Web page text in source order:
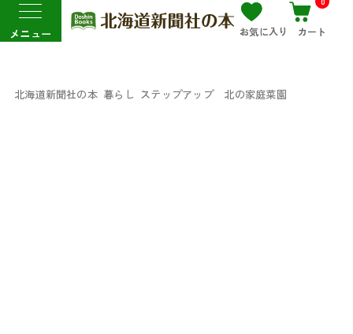
メニュー お気に入り カート
北海道新聞社の本 暮らし ステップアップ 北の家庭菜園